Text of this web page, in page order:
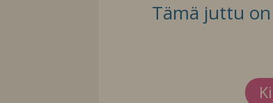
Tämä juttu